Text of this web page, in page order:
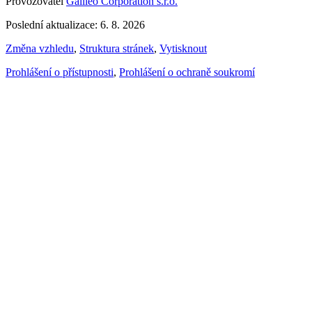
Poslední aktualizace: 6. 8. 2026
Změna vzhledu, Struktura stránek, Vytisknout
Prohlášení o přístupnosti, Prohlášení o ochraně soukromí